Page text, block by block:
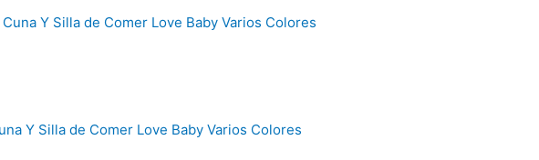
Y Silla de Comer Love Baby Varios Colores